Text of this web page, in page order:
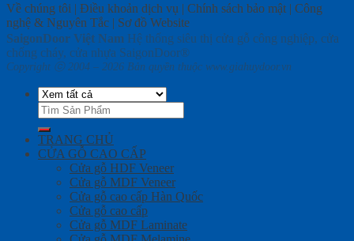
Về chúng tôi | Điều khoản dịch vụ | Chính sách bảo mật | Công
nghệ & Nguyên Tắc | Sơ đồ Website
SaigonDoor Việt Nam Hệ thống siêu thị cửa gỗ công nghiệp, cửa
chống cháy, cửa nhựa SaigonDoor®
Copyright ⓒ 2004 – 2026 Bản quyền thuộc www.giahuydoor.vn
Tìm
kiếm:
TRANG CHỦ
CỬA GỖ CAO CẤP
Cửa gỗ HDF Veneer
Cửa gỗ MDF Veneer
Cửa gỗ cao cấp Hàn Quốc
Cửa gỗ cao cấp
Cửa gỗ MDF Laminate